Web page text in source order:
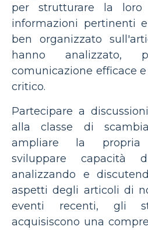
per strutturare la loro
informazioni pertinenti
ben organizzato
hanno analizzato,
comunicazione efficace
critico.
Partecipare a
alla classe di
ampliare la propria
sviluppare capacità
analizzando e
aspetti degli articoli di
eventi recenti, gli
acquisiscono una